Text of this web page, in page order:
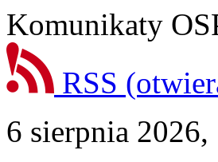
Komunikaty
RSS
6 sierpnia 2026,